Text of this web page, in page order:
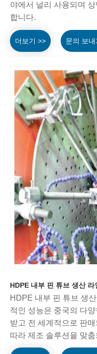
야에서 널리 사용되며
합니다.
더보기 >> 문의 보
HDPE 내부 핀 튜브 생산 라
HDPE 내부 핀 튜브 생
적인 성능은 중국의 다
받고 전 세계적으로 판
따라 제조 솔루션을 맞